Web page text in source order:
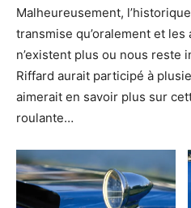
Malheureusement,
transmise qu’oralement et
n’existent plus ou nous reste
Riffard aurait participé à
aimerait en savoir plus sur
roulante…